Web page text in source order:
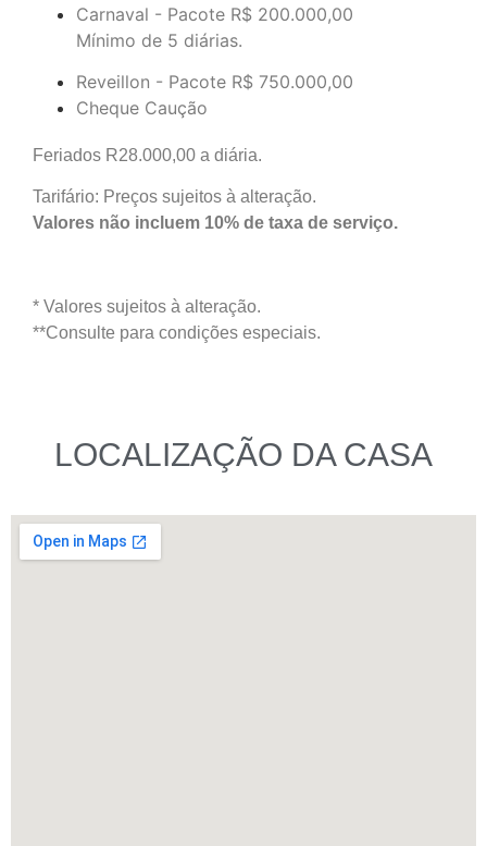
Carnaval - Pacote R$ 200.000,00
Mínimo de 5 diárias.
Reveillon - Pacote R$ 750.000,00
Cheque Caução
Feriados R28.000,00 a diária.
Tarifário: Preços sujeitos à alteração.
Valores não incluem 10% de taxa de serviço.
* Valores sujeitos à alteração.
**Consulte para condições especiais.
LOCALIZAÇÃO DA CASA